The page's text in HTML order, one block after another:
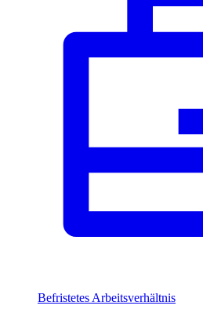
Befristetes Arbeitsverhältnis